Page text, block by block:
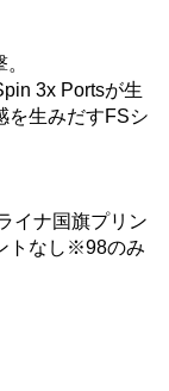
3x Portsが生
を生みだすFSシ
イナ国旗プリン
トなし※98のみ